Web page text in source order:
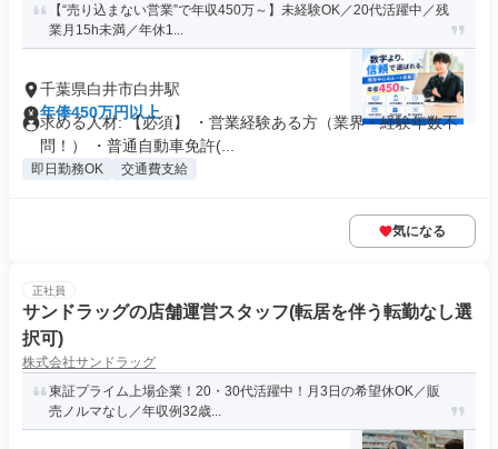
【“売り込まない営業”で年収450万～】未経験OK／20代活躍中／残
業月15h未満／年休1...
千葉県白井市白井駅
年俸450万円以上
求める人材: 【必須】 ・営業経験ある方（業界・経験年数不
問！） ・普通自動車免許(...
即日勤務OK 交通費支給
気になる
正社員
サンドラッグの店舗運営スタッフ(転居を伴う転勤なし選
択可)
株式会社サンドラッグ
東証プライム上場企業！20・30代活躍中！月3日の希望休OK／販
売ノルマなし／年収例32歳...